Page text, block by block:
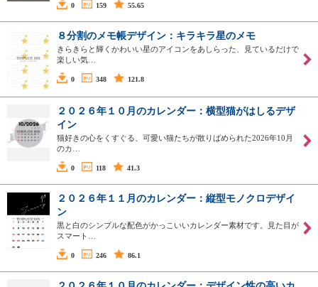
0 159 55.65
８分割のメモ帳デザイン：キラキラ星のメモ
きらきらと輝くかわいい星のアイコンをあしらった、見ているだけで
楽しい気…
0 348 121.8
２０２６年１０月のカレンダー：横型猫がはしるデザ
イン
猫好きの心をくすぐる、可愛い猫たちが散りばめられた2026年10月
のカ…
0 118 41.3
２０２６年１１月のカレンダー：縦型モノクロデザイ
ン
黒と白のシンプルな配色がかっこいいカレンダー素材です。見た目が
スマート…
0 246 86.1